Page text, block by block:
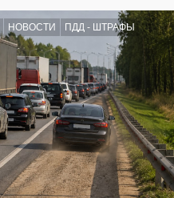
НОВОСТИ ПДД - ШТРАФЫ